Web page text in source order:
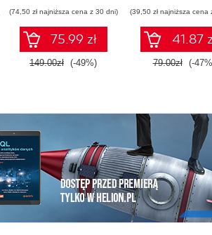
(74,50 zł najniższa cena z 30 dni)
75.99 zł
149.00zł (-49%)
zaawansowany
na potrzeby
Wydanie IV
(39,50 zł najniższa cena
41.87
79.00zł (-